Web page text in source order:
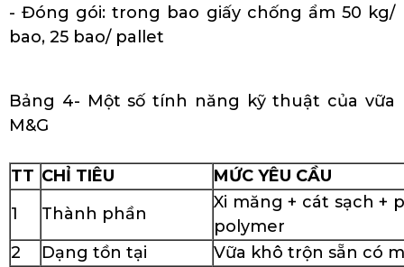
- Đóng gói: trong bao giấy chống ẩm 50 kg/
bao, 25 bao/ pallet
Bảng 4- Một số tính năng kỹ thuật của vữa
M&G
TT CHỈ TIÊU
MỨC YÊU CẦU
1
Thành phần
Xi măng + cát sạch +
polymer
2
Dạng tồn tại
Vữa khô trộn sẵn có